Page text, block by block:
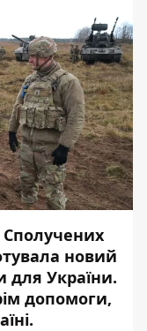
Сполучених
новий
для України.
допомоги,